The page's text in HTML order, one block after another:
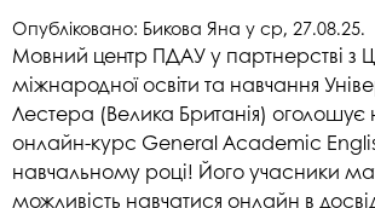
Опубліковано: Бикова Яна у ср, 27.08.25.
Мовний центр ПДАУ у партнерстві з
міжнародної освіти та навчання
Лестера (Велика Британія) оголошує
онлайн-курс General Academic
навчальному році! Його учасники
можливість навчатися онлайн в